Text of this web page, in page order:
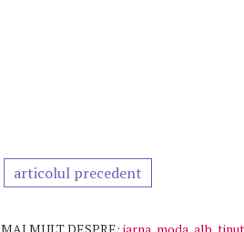
articolul precedent